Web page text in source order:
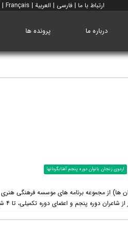
ارتباط با ما | فارسی | العربية |
| Français
درباره ما پرونده ها
اردوی زنجان بانوان دوره پنجم آفتابگردانها
ها) از مجموعه برنامه های موسسه فرهنگی هنری